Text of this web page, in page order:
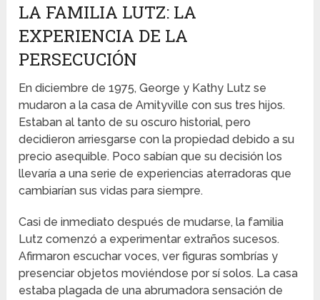
LA FAMILIA LUTZ: LA
EXPERIENCIA DE LA
PERSECUCIÓN
En diciembre de 1975, George y Kathy Lutz se
mudaron a la casa de Amityville con sus tres hijos.
Estaban al tanto de su oscuro historial, pero
decidieron arriesgarse con la propiedad debido a su
precio asequible. Poco sabían que su decisión los
llevaría a una serie de experiencias aterradoras que
cambiarían sus vidas para siempre.
Casi de inmediato después de mudarse, la familia
Lutz comenzó a experimentar extraños sucesos.
Afirmaron escuchar voces, ver figuras sombrías y
presenciar objetos moviéndose por sí solos. La casa
estaba plagada de una abrumadora sensación de